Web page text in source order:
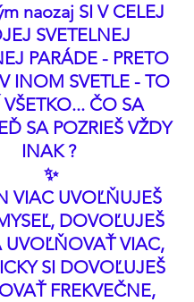
naozaj SI V CELEJ
SVETELNEJ
PARÁDE - PRETO
INOM SVETLE - TO
ČO SA
SA POZRIEŠ VŽDY
INAK ?
✨
VIAC UVOĽŇUJEŠ
DOVOĽUJEŠ
UVOĽŇOVAŤ VIAC,
SI DOVOĽUJEŠ
FREKVEČNE,